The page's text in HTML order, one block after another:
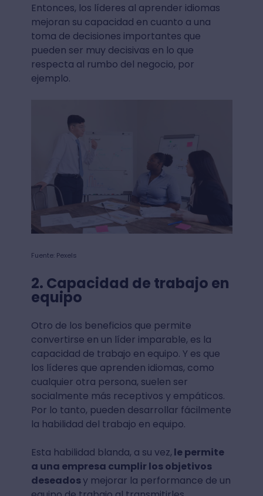
Entonces, los líderes al aprender idiomas
mejoran su capacidad en cuanto a una
toma de decisiones importantes que
pueden ser muy decisivas en lo que
respecta al rumbo del negocio, por
ejemplo.
Fuente: Pexels
2. Capacidad de trabajo en
equipo
Otro de los beneficios que permite
convertirse en un líder imparable, es la
capacidad de trabajo en equipo. Y es que
los líderes que aprenden idiomas, como
cualquier otra persona, suelen ser
socialmente más receptivos y empáticos.
Por lo tanto, pueden desarrollar fácilmente
la habilidad del trabajo en equipo.
Esta habilidad blanda, a su vez, le permite
a una empresa cumplir los objetivos
deseadosy mejorar la performance de un